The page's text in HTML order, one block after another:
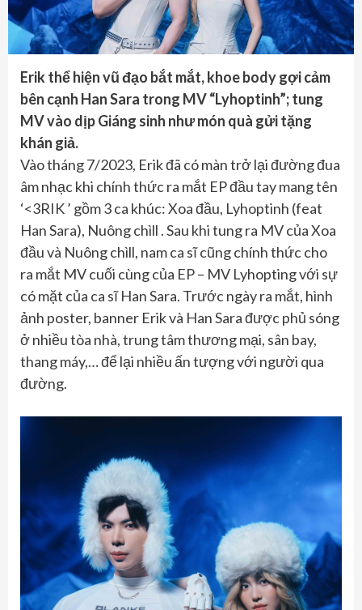
Erik thể hiện vũ đạo bắt mắt, khoe body gợi cảm
bên cạnh Han Sara trong MV “Lyhoptinh”; tung
MV vào dịp Giáng sinh như món quà gửi tặng
khán giả.
Vào tháng 7/2023, Erik đã có màn trở lại đường đua
âm nhạc khi chính thức ra mắt EP đầu tay mang tên
‘<3RIK ’ gồm 3 ca khúc: Xoa đầu, Lyhoptinh (feat
Han Sara), Nuông chìll . Sau khi tung ra MV của Xoa
đầu và Nuông chìll, nam ca sĩ cũng chính thức cho
ra mắt MV cuối cùng của EP – MV Lyhopting với sự
có mặt của ca sĩ Han Sara. Trước ngày ra mắt, hình
ảnh poster, banner Erik và Han Sara được phủ sóng
ở nhiều tòa nhà, trung tâm thương mại, sân bay,
thang máy,… để lại nhiều ấn tượng với người qua
đường.